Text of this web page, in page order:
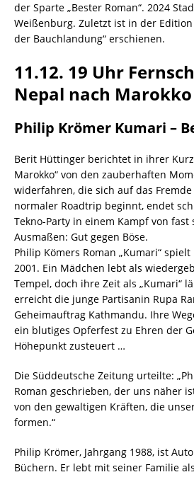
der Sparte „Bester Roman“. 2024
Weißenburg. Zuletzt ist in der
der Bauchlandung“ erschienen.
11.12. 19 Uhr
Nepal nach Marokko
Philip Krömer Kumari –
Berit Hüttinger berichtet in ihrer
Marokko“ von den zauberhaften
widerfahren, die sich auf das Fremde
normaler Roadtrip beginnt, endet
Tekno-Party in einem Kampf von fast
Ausmaßen: Gut gegen Böse.
Philip Kömers Roman „Kumari“
2001. Ein Mädchen lebt als
Tempel, doch ihre Zeit als „Kumari“
erreicht die junge Partisanin Rupa
Geheimauftrag Kathmandu. Ihre
ein blutiges Opferfest zu Ehren der
Höhepunkt zusteuert …
Die Süddeutsche Zeitung urteilte:
Roman geschrieben, der uns näher
von den gewaltigen Kräften, die
formen.“
Philip Krömer, Jahrgang 1988, ist
Büchern. Er lebt mit seiner Familie